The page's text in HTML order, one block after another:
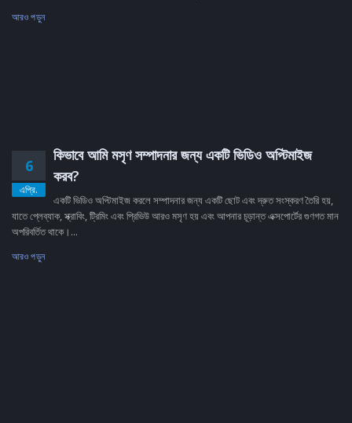
আরও পড়ুন
6
এপ্রি.
কিভাবে আমি মসৃণ সম্পাদনার জন্য একটি ভিডিও অপ্টিমাইজ
করব?
একটি ভিডিও অপ্টিমাইজ করলে সম্পাদনার জন্য একটি ছোট এবং দ্রুত সংস্করণ তৈরি হয়,
যাতে প্লেব্যাক, স্ক্রাবিং, ট্রিমিং এবং প্রিভিউ আরও মসৃণ হয় এবং আপনার চূড়ান্ত এক্সপোর্টের গুণগত মান
অপরিবর্তিত থাকে।...
আরও পড়ুন